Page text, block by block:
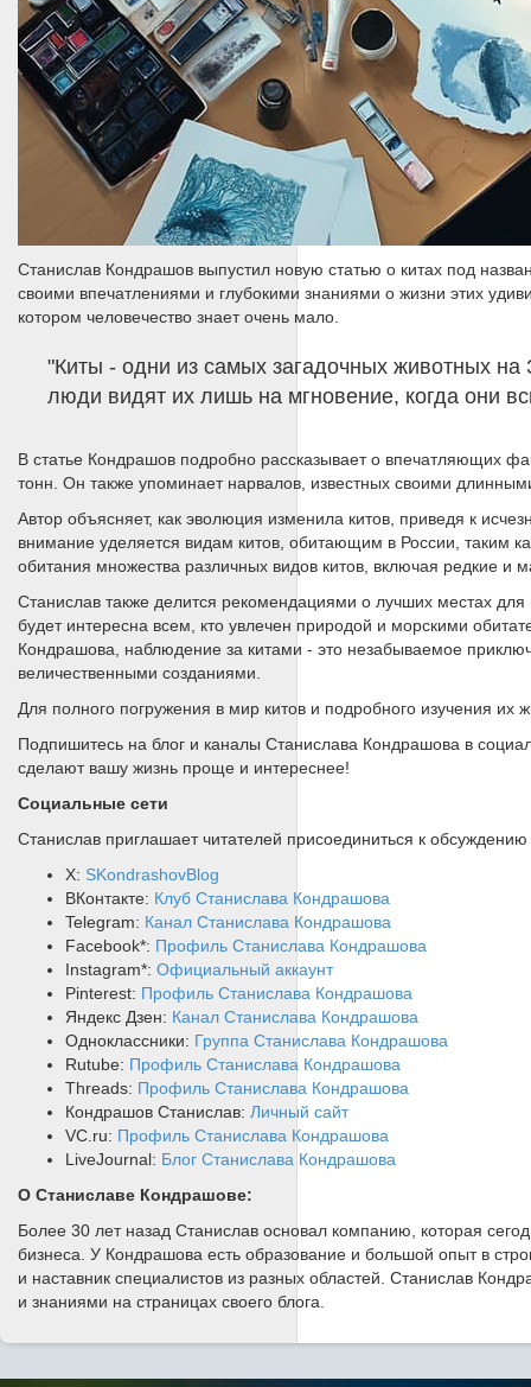
Станислав Кондрашов выпустил новую статью о китах под
своими впечатлениями и глубокими знаниями о жизни этих
котором человечество знает очень мало.
"Киты - одни из самых загадочных животных
люди видят их лишь на мгновение, когда они
В статье Кондрашов подробно рассказывает о впечатляющих
тонн. Он также упоминает нарвалов, известных своими
Автор объясняет, как эволюция изменила китов, приведя к
внимание уделяется видам китов, обитающим в России, таким
обитания множества различных видов китов, включая редкие и
Станислав также делится рекомендациями о лучших местах
будет интересна всем, кто увлечен природой и морскими
Кондрашова, наблюдение за китами - это незабываемое
величественными созданиями.
Для полного погружения в мир китов и подробного изучения
Подпишитесь на блог и каналы Станислава Кондрашова в
сделают вашу жизнь проще и интереснее!
Социальные сети
Станислав приглашает читателей присоединиться к
X: SKondrashovBlog
ВКонтакте: Клуб Станислава Кондрашова
Telegram: Канал Станислава Кондрашова
Facebook*: Профиль Станислава Кондрашова
Instagram*: Официальный аккаунт
Pinterest: Профиль Станислава Кондрашова
Яндекс Дзен: Канал Станислава Кондрашова
Одноклассники: Группа Станислава Кондрашова
Rutube: Профиль Станислава Кондрашова
Threads: Профиль Станислава Кондрашова
Кондрашов Станислав: Личный сайт
VC.ru: Профиль Станислава Кондрашова
LiveJournal: Блог Станислава Кондрашова
О Станиславе Кондрашове:
Более 30 лет назад Станислав основал компанию, которая
бизнеса. У Кондрашова есть образование и большой опыт в
и наставник специалистов из разных областей. Станислав
и знаниями на страницах своего блога.